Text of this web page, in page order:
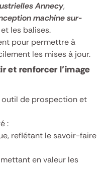
Annecy,
machine sur-
les balises.
pour permettre à
les mises à jour.
et renforcer l’image
outil de prospection et
:
reflétant le savoir-faire
en valeur les